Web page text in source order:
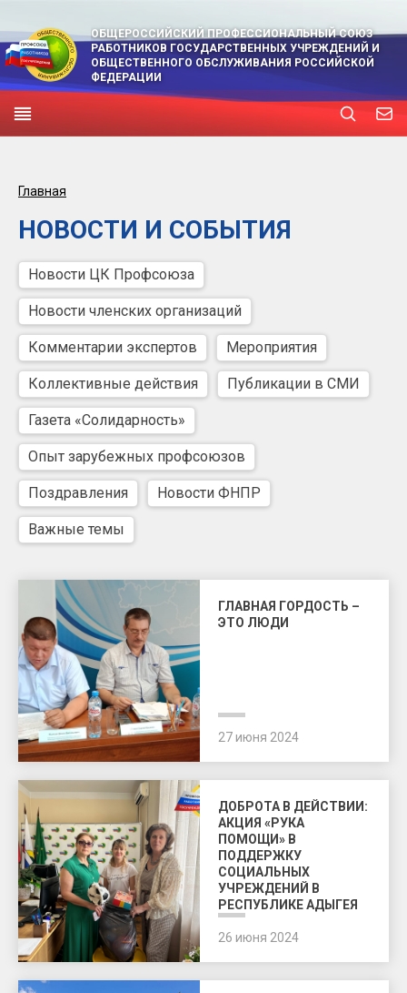
ОБЩЕРОССИЙСКИЙ ПРОФЕССИОНАЛЬНЫЙ СОЮЗ
РАБОТНИКОВ ГОСУДАРСТВЕННЫХ УЧРЕЖДЕНИЙ И
ОБЩЕСТВЕННОГО ОБСЛУЖИВАНИЯ РОССИЙСКОЙ
ФЕДЕРАЦИИ
Главная
НОВОСТИ И СОБЫТИЯ
Новости ЦК Профсоюза
Новости членских организаций
Комментарии экспертов Мероприятия
Коллективные действия Публикации в СМИ
Газета «Солидарность»
Опыт зарубежных профсоюзов
Поздравления Новости ФНПР
Важные темы
ГЛАВНАЯ ГОРДОСТЬ –
ЭТО ЛЮДИ
27 июня 2024
ДОБРОТА В ДЕЙСТВИИ:
АКЦИЯ «РУКА
ПОМОЩИ» В
ПОДДЕРЖКУ
СОЦИАЛЬНЫХ
УЧРЕЖДЕНИЙ В
РЕСПУБЛИКЕ АДЫГЕЯ
26 июня 2024